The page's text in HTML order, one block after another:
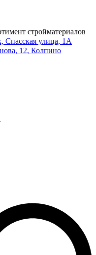
стройматериалов
Спасская улица, 1А
12, Колпино